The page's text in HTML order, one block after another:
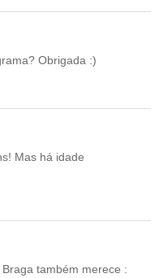
Obrigada :)
Mas há idade
também merece :